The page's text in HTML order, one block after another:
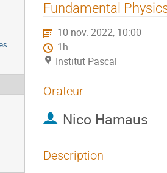
Fundamental
10 nov. 2022, 10:00
1h
Institut Pascal
Orateur
Nico Hamaus
Description